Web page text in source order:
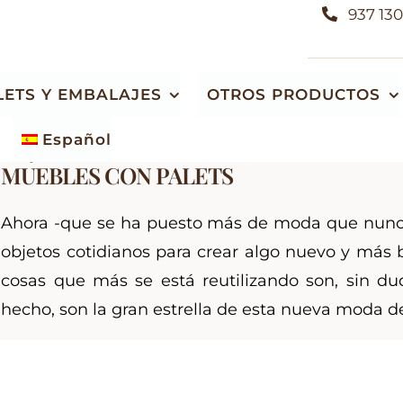
937
Y EMBALAJES
Fabricación de embalajes de madera
Jaulas de madera
Bases de madera
OTROS PRODUCTOS
Almacén de maderas autóctonas y
exóticas
Venta de listones de leña y sacos de serrín
Español
DEJA VOLAR TU IMAGINACIÓN Y CREA
MUEBLES CON PALETS
Ahora -que se ha puesto más de moda que
objetos cotidianos para crear algo nuevo y más
cosas que más se está reutilizando son, sin
hecho, son la gran estrella de esta nueva moda